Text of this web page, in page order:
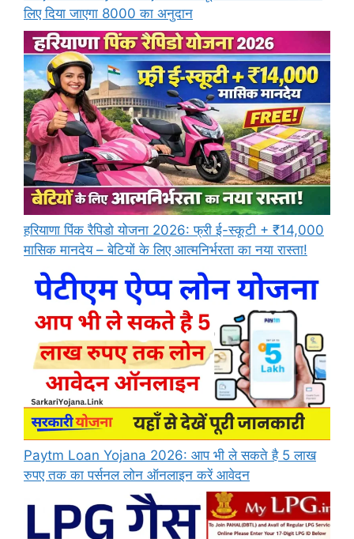
लिए दिया जाएगा 8000 का अनुदान
हरियाणा पिंक रैपिडो योजना 2026: फ्री ई-स्कूटी + ₹14,000
मासिक मानदेय – बेटियों के लिए आत्मनिर्भरता का नया रास्ता!
Paytm Loan Yojana 2026: आप भी ले सकते है 5 लाख
रुपए तक का पर्सनल लोन ऑनलाइन करें आवेदन